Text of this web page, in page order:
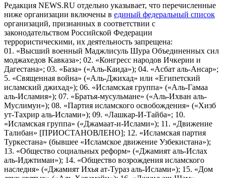
Редакция NEWS.RU отдельно указывает, что перечисленные
ниже организации включены в единый федеральный список
организаций, признанных в соответствии с
законодательством Российской Федерации
террористическими, их деятельность запрещена:
01. «Высший военный Маджлисуль Шура Объединенных сил
моджахедов Кавказа»; 02. «Конгресс народов Ичкерии и
Дагестана»; 03. «База» («Аль-Каида»); 04. «Асбат аль-Ансар»;
5. «Священная война» («Аль-Джихад» или «Египетский
исламский джихад»); 06. «Исламская группа» («Аль-Гамаа
аль-Исламия»); 07. «Братья-мусульмане» («Аль-Ихван аль-
Муслимун»); 08. «Партия исламского освобождения» («Хизб
ут-Тахрир аль-Ислами»); 09. «Лашкар-И-Тайба»; 10.
«Исламская группа» («Джамаат-и-Ислами»); 11. «Движение
Талибан» [ПРИОСТАНОВЛЕНО]; 12. «Исламская партия
Туркестана» (бывшее «Исламское движение Узбекистана»);
13. «Общество социальных реформ» («Джамият аль-Ислах
аль-Иджтимаи»); 14. «Общество возрождения исламского
наследия» («Джамият Ихья ат-Тураз аль-Ислами»); 15. «Дом